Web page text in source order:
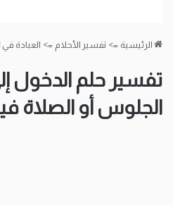
الرئيسية => تفسير الأحلام => العبادة في
تفسير حلم الدخول
الجلوس أو الصلاة